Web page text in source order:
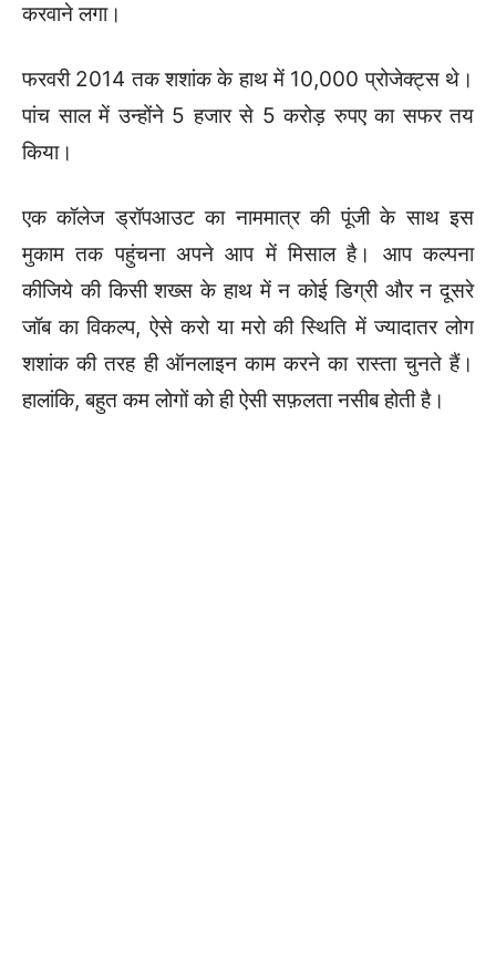
करवाने लगा।
फरवरी 2014 तक शशांक के हाथ में 10,000 प्रोजेक्ट्स थे।
पांच साल में उन्होंने 5 हजार से 5 करोड़ रुपए का सफर तय
किया।
एक कॉलेज ड्रॉपआउट का नाममात्र की पूंजी के साथ इस
मुकाम तक पहुंचना अपने आप में मिसाल है। आप कल्पना
कीजिये की किसी शख्स के हाथ में न कोई डिग्री और न दूसरे
जॉब का विकल्प, ऐसे करो या मरो की स्थिति में ज्यादातर लोग
शशांक की तरह ही ऑनलाइन काम करने का रास्ता चुनते हैं।
हालांकि, बहुत कम लोगों को ही ऐसी सफ़लता नसीब होती है।